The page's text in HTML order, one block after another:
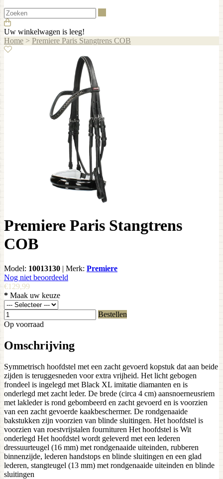
Uw winkelwagen is leeg!
Home > Premiere Paris Stangtrens COB
Premiere Paris Stangtrens
COB
Model: 10013130 | Merk: Premiere
Nog niet beoordeeld
€129,99
* Maak uw keuze
Bestellen
Op voorraad
Omschrijving
Symmetrisch hoofdstel met een zacht gevoerd kopstuk dat aan beide
zijden is teruggesneden voor extra vrijheid. Het licht gebogen
frondeel is ingelegd met Black XL imitatie diamanten en is
onderlegd met zacht leder. De brede (circa 4 cm) aansnoerneusriem
met lakleder is rond gebombeerd en zacht gevoerd en is voorzien
van een zacht gevoerde kaakbeschermer. De rondgenaaide
bakstukken zijn voorzien van blinde sluitingen. Het hoofdstel is
voorzien van roestvrijstalen fournituren Het hoofdstel is Wit
onderlegd Het hoofdstel wordt geleverd met een lederen
dressuurteugel (16 mm) met rondgenaaide uiteinden, rubberen
binnenzijde, lederen handstops en blinde sluitingen en een glad
lederen, stangteugel (13 mm) met rondgenaaide uiteinden en blinde
sluitingen